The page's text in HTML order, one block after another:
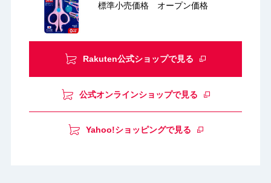
標準小売価格 オープン価格
Rakuten公式ショップで見る
公式オンラインショップで見る
Yahoo!ショッピングで見る